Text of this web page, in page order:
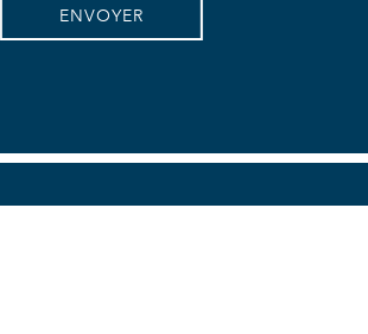
ENVOYER